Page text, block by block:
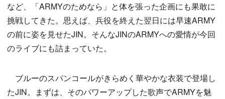
など、「ARMYのためなら」と体を張った企画にも果敢に
挑戦してきた。思えば、兵役を終えた翌日には早速ARMY
の前に姿を見せたJIN。そんなJINのARMYへの愛情が今回
のライブにも詰まっていた。
ブルーのスパンコールがきらめく華やかな衣装で登場し
たJIN。まずは、そのパワーアップした歌声でARMYを魅